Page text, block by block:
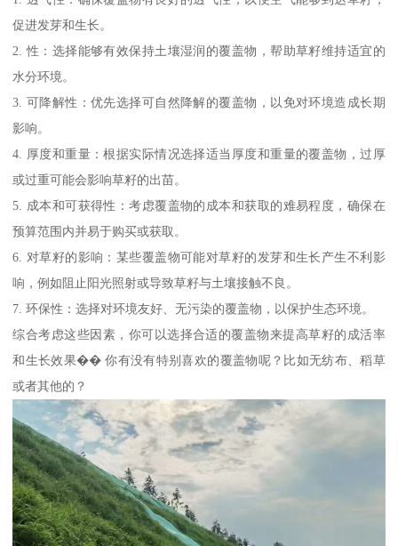
促进发芽和生长。
2. 性：选择能够有效保持土壤湿润的覆盖物，帮助草籽维持适宜的
水分环境。
3. 可降解性：优先选择可自然降解的覆盖物，以免对环境造成长期
影响。
4. 厚度和重量：根据实际情况选择适当厚度和重量的覆盖物，过厚
或过重可能会影响草籽的出苗。
5. 成本和可获得性：考虑覆盖物的成本和获取的难易程度，确保在
预算范围内并易于购买或获取。
6. 对草籽的影响：某些覆盖物可能对草籽的发芽和生长产生不利影
响，例如阻止阳光照射或导致草籽与土壤接触不良。
7. 环保性：选择对环境友好、无污染的覆盖物，以保护生态环境。
综合考虑这些因素，你可以选择合适的覆盖物来提高草籽的成活率
和生长效果�� 你有没有特别喜欢的覆盖物呢？比如无纺布、稻草
或者其他的？